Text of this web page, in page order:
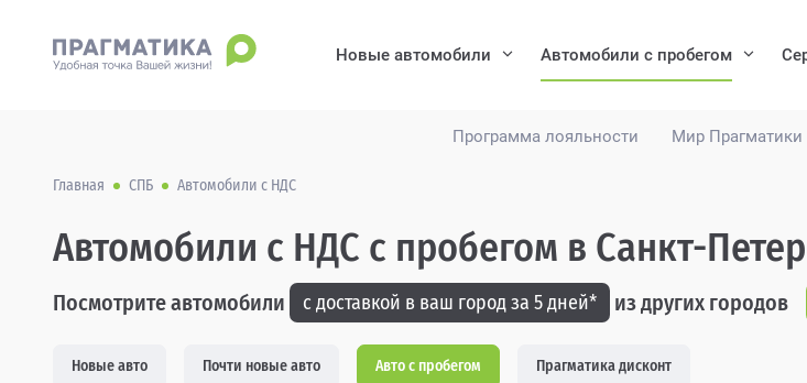
Программа лояльности Мир Прагматики
Новые автомобили Автомобили с пробегом
Главная СПБ Автомобили с НДС
Автомобили с НДС с пробегом в Санкт-
Посмотрите автомобили с доставкой в ваш город за 5 дней* из других городов
Новые авто Почти новые авто Авто с пробегом Прагматика дисконт